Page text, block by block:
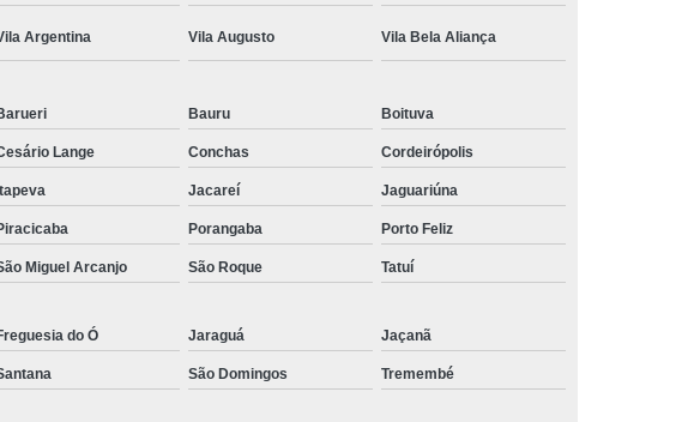
de Bipolaridade
Tratamento de Transtorno Bipolar
para Bipolaridade
Tratamento para Depressão Bipolar
para Pessoa Bipolar
Tratamento para Transtorno Bipolar
para Transtorno Bipolar Interior de São Paulo
Tratamento para Transtorno Bipolar São Paulo
de Humor
Tratamento de Estresse Pós Traumático
Pós Traumático
Tratamento Estresse Pós Traumático
Tratamento para Transtorno de Estresse
para Transtorno de Estresse Interior de São Paulo
Argentina Vila Augusto Vila Bela Aliança
Bauru Boituva
Lange Conchas Cordeirópolis
Jacareí Jaguariúna
Porangaba Porto Feliz
Miguel Arcanjo São Roque Tatuí
do Ó Jaraguá Jaçanã
São Domingos Tremembé